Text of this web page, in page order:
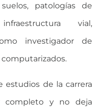
patologías de
vial,
investigador de
estudios de la carrera
completo y no deja